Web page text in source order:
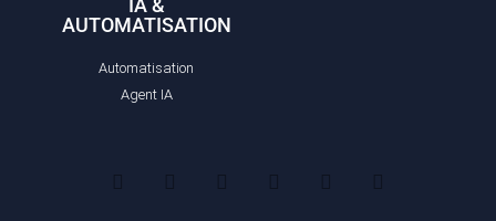
IA &
AUTOMATISATION
Automatisation
Agent IA